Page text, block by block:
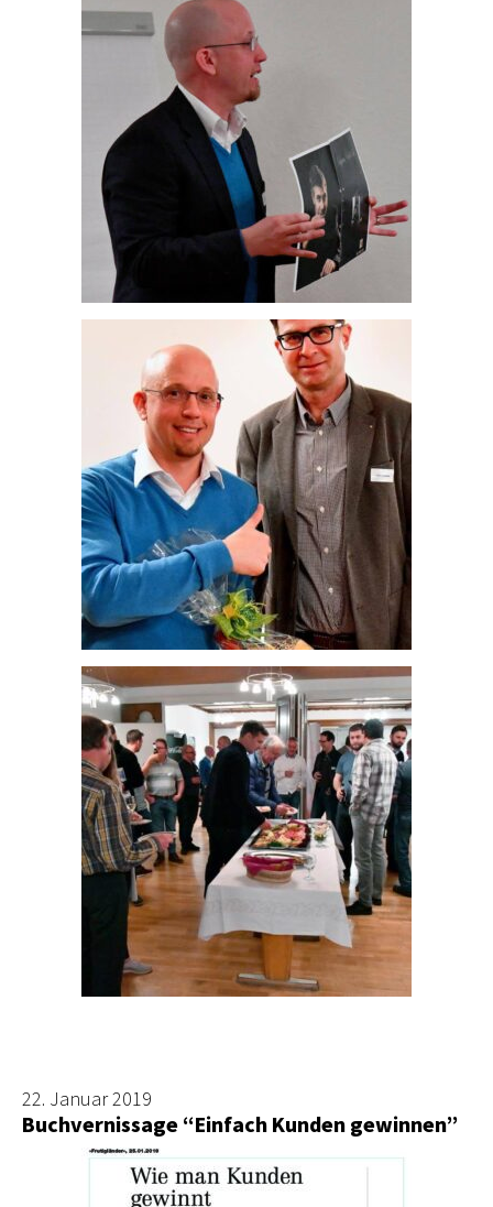
22. Januar 2019
Buchvernissage “Einfach Kunden gewinnen”